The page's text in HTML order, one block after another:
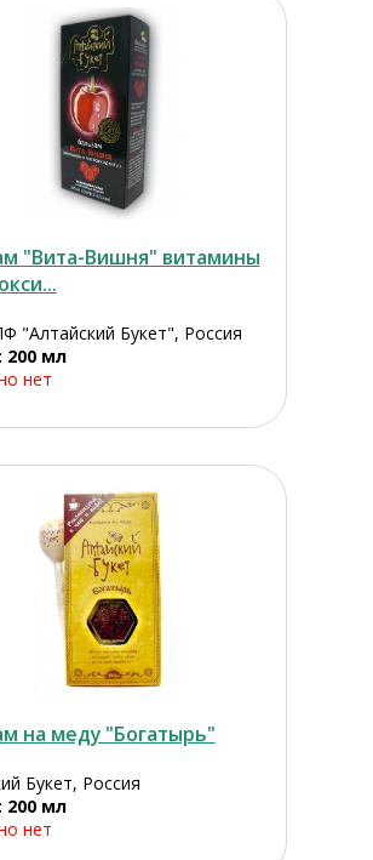
"Вита-Вишня" витамины
"Алтайский Букет", Россия
мл
нет
на меду "Богатырь"
Букет, Россия
мл
нет